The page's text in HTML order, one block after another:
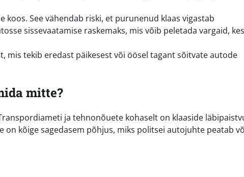
koos. See vähendab riski, et purunenud klaas vigastab
sissevaatamise raskemaks, mis võib peletada vargaid, kes
mis tekib eredast päikesest või öösel tagant sõitvate autode
mitte?
ja tehnonõuete kohaselt on klaaside
kõige sagedasem põhjus, miks politsei autojuhte peatab